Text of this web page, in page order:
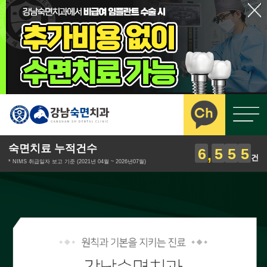
숙면치료 누적건수
* NIMS 취급일자 보고 기준 (2021년 04월 ~ 2026년07월) 6 5 5 5 건